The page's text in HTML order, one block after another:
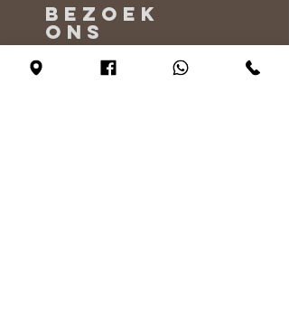
BEZOEK
ONS